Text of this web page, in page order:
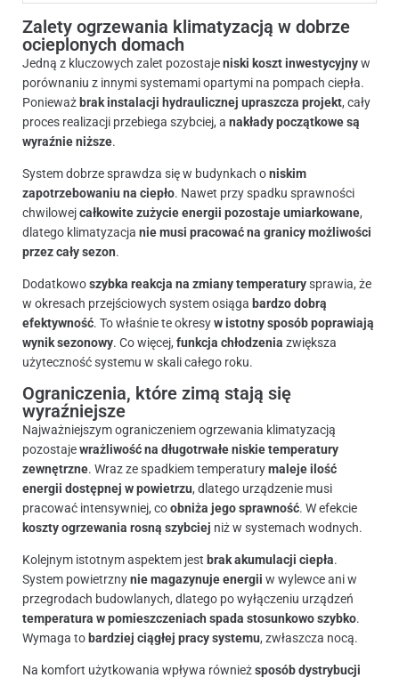
Zalety ogrzewania klimatyzacją w dobrze
ocieplonych domach
Jedną z kluczowych zalet pozostajeniski koszt inwestycyjnyw
porównaniu z innymi systemami opartymi na pompach ciepła.
Ponieważ brak instalacji hydraulicznej upraszcza projekt, cały
proces realizacji przebiega szybciej, a nakłady początkowe są
wyraźnie niższe.
System dobrze sprawdza się w budynkach oniskim
zapotrzebowaniu na ciepło. Nawet przy spadku sprawności
chwilowejcałkowite zużycie energii pozostaje umiarkowane,
dlatego klimatyzacja nie musi pracować na granicy możliwości
przez cały sezon.
Dodatkowoszybka reakcja na zmiany temperaturysprawia, że
w okresach przejściowych system osiąga bardzo dobrą
efektywność. To właśnie te okresyw istotny sposób poprawiają
wynik sezonowy. Co więcej, funkcja chłodzenia zwiększa
użyteczność systemu w skali całego roku.
Ograniczenia, które zimą stają się
wyraźniejsze
Najważniejszym ograniczeniem ogrzewania klimatyzacją
pozostajewrażliwość na długotrwałe niskie temperatury
zewnętrzne. Wraz ze spadkiem temperaturymaleje ilość
energii dostępnej w powietrzu, dlatego urządzenie musi
pracować intensywniej, coobniża jego sprawność. W efekcie
koszty ogrzewania rosną szybciej niż w systemach wodnych.
Kolejnym istotnym aspektem jest brak akumulacji ciepła.
System powietrznynie magazynuje energii w wylewce ani w
przegrodach budowlanych, dlatego po wyłączeniu urządzeń
temperatura w pomieszczeniach spada stosunkowo szybko.
Wymaga to bardziej ciągłej pracy systemu, zwłaszcza nocą.
Na komfort użytkowania wpływa równieżsposób dystrybucji